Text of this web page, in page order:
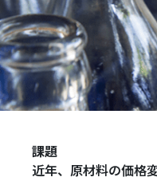
課題
近年、原材料の価格